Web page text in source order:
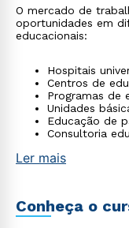
O mercado de
oportunidades em
educacionais:
Hospitais
Centros de
Programas de
Unidades
Educação de
Consultoria
Ler mais
Conheça o